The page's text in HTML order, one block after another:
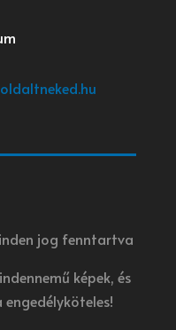
jog fenntartva
képek, és